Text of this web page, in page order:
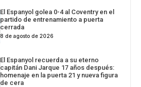
El Espanyol golea 0-4 al Coventry en el
partido de entrenamiento a puerta
cerrada
8 de agosto de 2026
El Espanyol recuerda a su eterno
capitán Dani Jarque 17 años después:
homenaje en la puerta 21 y nueva figura
de cera